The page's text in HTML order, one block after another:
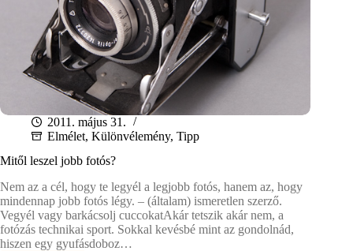
2011. május 31.
Elmélet, Különvélemény, Tipp
Mitől leszel jobb fotós?
Nem az a cél, hogy te legyél a legjobb fotós, hanem az, hogy
mindennap jobb fotós légy. – (általam) ismeretlen szerző.
Vegyél vagy barkácsolj cuccokatAkár tetszik akár nem, a
fotózás technikai sport. Sokkal kevésbé mint az gondolnád,
hiszen egy gyufásdoboz…